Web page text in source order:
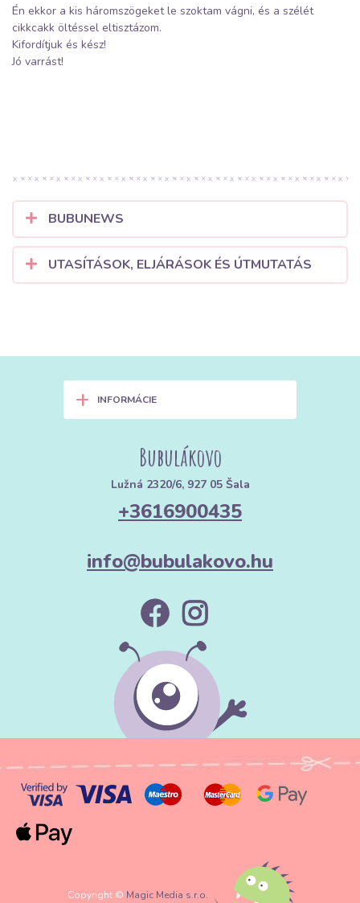
Én ekkor a kis háromszögeket le szoktam vágni, és a szélét
cikkcakk öltéssel eltisztázom.
Kifordítjuk és kész!
Jó varrást!
BUBUNEWS
UTASÍTÁSOK, ELJÁRÁSOK ÉS ÚTMUTATÁS
+ INFORMÁCIE
Bubulákovo
Lužná 2320/6, 927 05 Šala
+3616900435
info@bubulakovo.hu
Copyright © Magic Media s.r.o.